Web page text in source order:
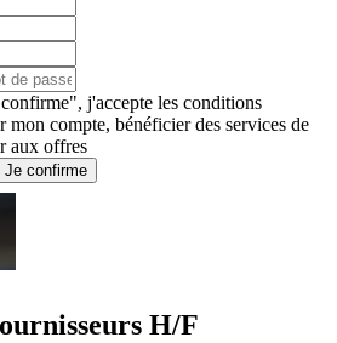
j'accepte les conditions
mon compte, bénéficier des services de
aux offres
Je confirme
H/F